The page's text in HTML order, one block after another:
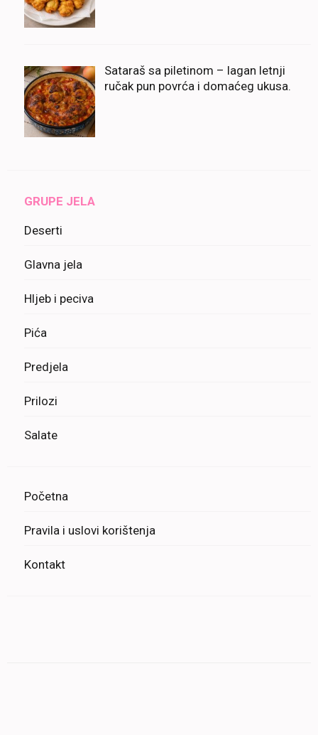
Sataraš sa piletinom – lagan letnji
ručak pun povrća i domaćeg ukusa.
GRUPE JELA
Deserti
Glavna jela
Hljeb i peciva
Pića
Predjela
Prilozi
Salate
Početna
Pravila i uslovi korištenja
Kontakt